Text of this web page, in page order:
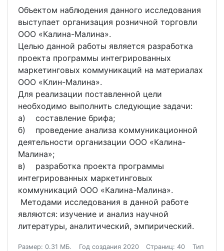
Объектом наблюдения данного исследования
выступает организация розничной торговли
ООО «Калина-Малина».
Целью данной работы является разработка
проекта программы интегрированных
маркетинговых коммуникаций на материалах
ООО «Клин-Малина».
Для реализации поставленной цели
необходимо выполнить следующие задачи:
а) составление брифа;
б) проведение анализа коммуникационной
деятельности организации ООО «Калина-
Малина»;
в) разработка проекта программы
интегрированных маркетинговых
коммуникаций ООО «Калина-Малина».
Методами исследования в данной работе
являются: изучение и анализ научной
литературы, аналитический, эмпирический.
Размер: 0.31 МБ. Год создания 2020 Страниц: 40
Тип